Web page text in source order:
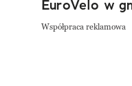
EuroVelo w
Współpraca reklamowa